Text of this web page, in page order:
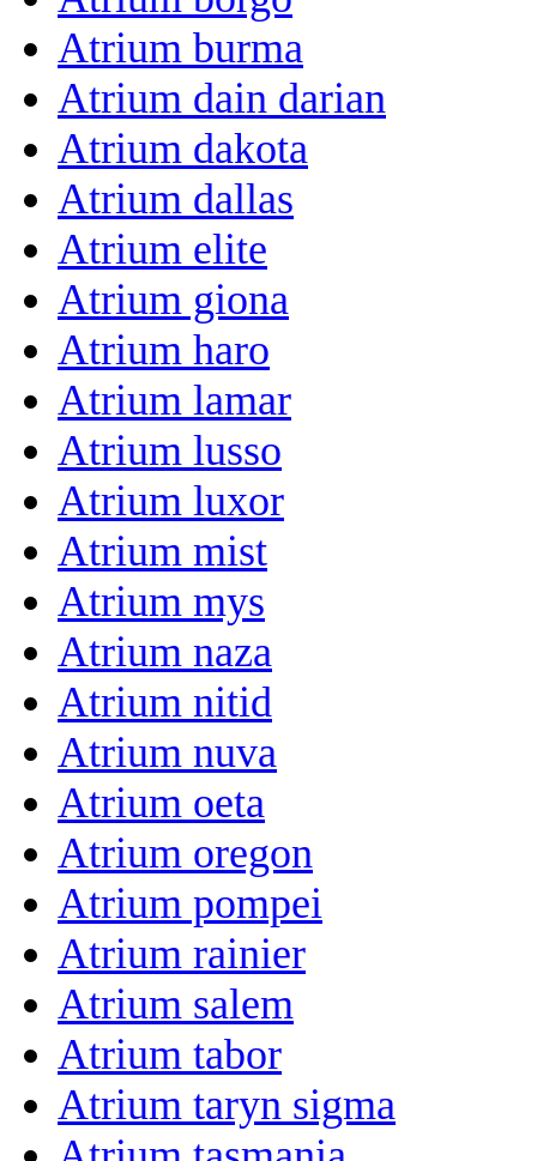
Atrium burma
Atrium dain darian
Atrium dakota
Atrium dallas
Atrium elite
Atrium giona
Atrium haro
Atrium lamar
Atrium lusso
Atrium luxor
Atrium mist
Atrium mys
Atrium naza
Atrium nitid
Atrium nuva
Atrium oeta
Atrium oregon
Atrium pompei
Atrium rainier
Atrium salem
Atrium tabor
Atrium taryn sigma